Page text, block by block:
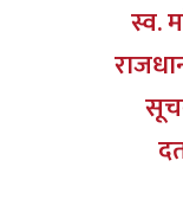
स्व.